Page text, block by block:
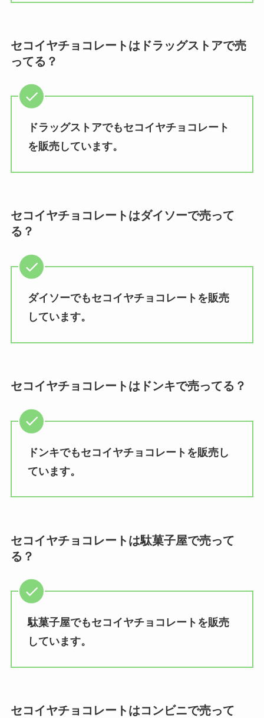
セコイヤチョコレートはドラッグストアで売
ってる？
ドラッグストアでもセコイヤチョコレート
を販売しています。
セコイヤチョコレートはダイソーで売って
る？
ダイソーでもセコイヤチョコレートを販売
しています。
セコイヤチョコレートはドンキで売ってる？
ドンキでもセコイヤチョコレートを販売し
ています。
セコイヤチョコレートは駄菓子屋で売って
る？
駄菓子屋でもセコイヤチョコレートを販売
しています。
セコイヤチョコレートはコンビニで売って